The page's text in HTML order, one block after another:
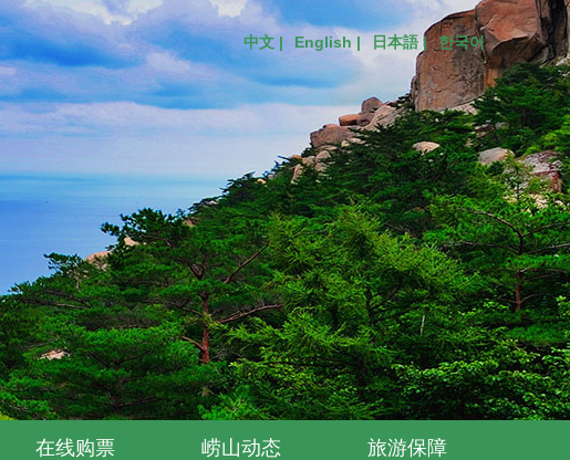
中文 | English | 日本語 | 한국어
在线购票 崂山动态 旅游保障